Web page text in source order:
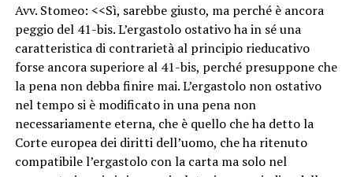
Avv. Stomeo: <<Sì, sarebbe giusto, ma perché è ancora
peggio del 41-bis. L’ergastolo ostativo ha in sé una
caratteristica di contrarietà al principio rieducativo
forse ancora superiore al 41-bis, perché presuppone che
la pena non debba finire mai. L’ergastolo non ostativo
nel tempo si è modificato in una pena non
necessariamente eterna, che è quello che ha detto la
Corte europea dei diritti dell’uomo, che ha ritenuto
compatibile l’ergastolo con la carta ma solo nel